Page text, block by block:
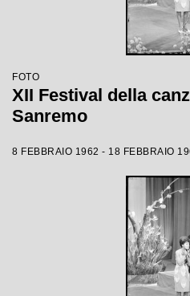
FOTO
XII Festival della
Sanremo
8 FEBBRAIO 1962 - 18 FEBBRAIO